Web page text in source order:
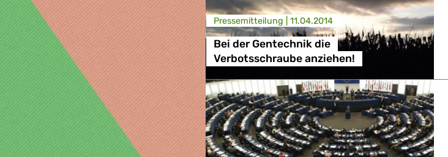
Presse­mitteilung | 11.04.2014
Bei der Gentechnik die
Verbotsschraube anziehen!